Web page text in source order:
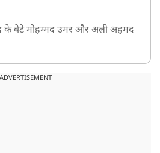
के बेटे मोहम्मद उमर और अली अहमद
कहा- वोट बैंक की राजनीति ने
ADVERTISEMENT